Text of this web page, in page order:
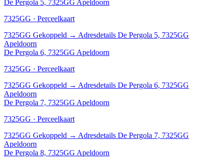
De Pergola 5, 7325GG Apeldoorn
7325GG · Perceelkaart
7325GG Gekoppeld → Adresdetails De Pergola 5, 7325GG
Apeldoorn
De Pergola 6, 7325GG Apeldoorn
7325GG · Perceelkaart
7325GG Gekoppeld → Adresdetails De Pergola 6, 7325GG
Apeldoorn
De Pergola 7, 7325GG Apeldoorn
7325GG · Perceelkaart
7325GG Gekoppeld → Adresdetails De Pergola 7, 7325GG
Apeldoorn
De Pergola 8, 7325GG Apeldoorn